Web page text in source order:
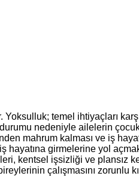
Yoksulluk; temel ihtiyaçları
nedeniyle ailelerin
mahrum kalması ve iş
girmelerine yol
kentsel işsizliği ve
çalışmasını zorunlu